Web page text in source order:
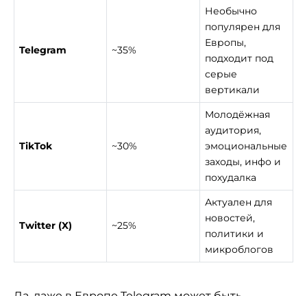
Telegram ~35%
Необычно
популярен для
Европы,
подходит под
серые
вертикали
TikTok ~30%
Молодёжная
аудитория,
эмоциональные
заходы, инфо и
похудалка
Twitter (X) ~25%
Актуален для
новостей,
политики и
микроблогов